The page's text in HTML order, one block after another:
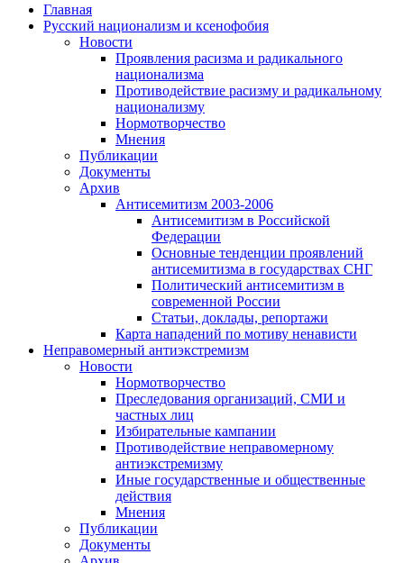
Главная
Русский национализм и ксенофобия
Новости
Проявления расизма и радикального
национализма
Противодействие расизму и радикальному
национализму
Нормотворчество
Мнения
Публикации
Документы
Архив
Антисемитизм 2003-2006
Антисемитизм в Российской
Федерации
Основные тенденции проявлений
антисемитизма в государствах СНГ
Политический антисемитизм в
современной России
Статьи, доклады, репортажи
Карта нападений по мотиву ненависти
Неправомерный антиэкстремизм
Новости
Нормотворчество
Преследования организаций, СМИ и
частных лиц
Избирательные кампании
Противодействие неправомерному
антиэкстремизму
Иные государственные и общественные
действия
Мнения
Публикации
Документы